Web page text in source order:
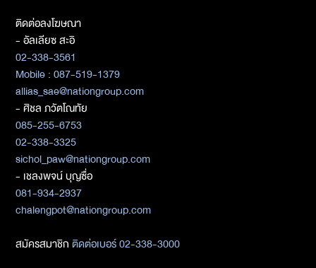
ติดต่อลงโฆษณา
- อัลเลียซ สะอิ
02-338-3561
Mobile : 087-519-1379
allias_sae@nationgroup.com
- ศิชล ภวัตโณทัย
085-255-6753
02-338-3325
sichol_paw@nationgroup.com
- เชลงพจน์ บุญซื่อ
081-934-2937
chalengpot@nationgroup.com
สมัครสมาชิกติดต่อเบอร์ 02-338-3000